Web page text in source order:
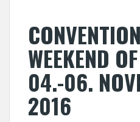
WEEKEND
04.-06.
2016